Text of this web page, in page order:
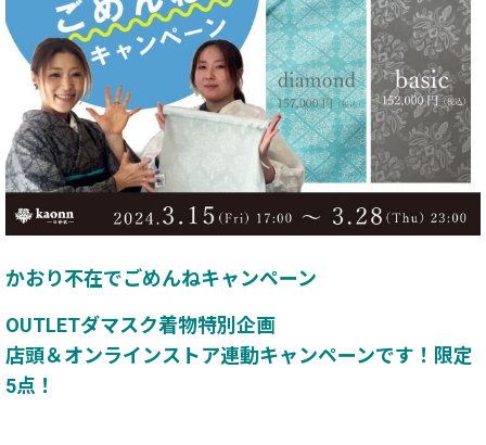
かおり不在でごめんねキャンペーン
OUTLETダマスク着物特別企画
店頭＆オンラインストア連動キャンペーンです！限定
5点！